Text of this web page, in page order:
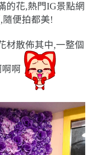
的花,熱門IG景點網
隨便拍都美!
材散佈其中,一整個
啊